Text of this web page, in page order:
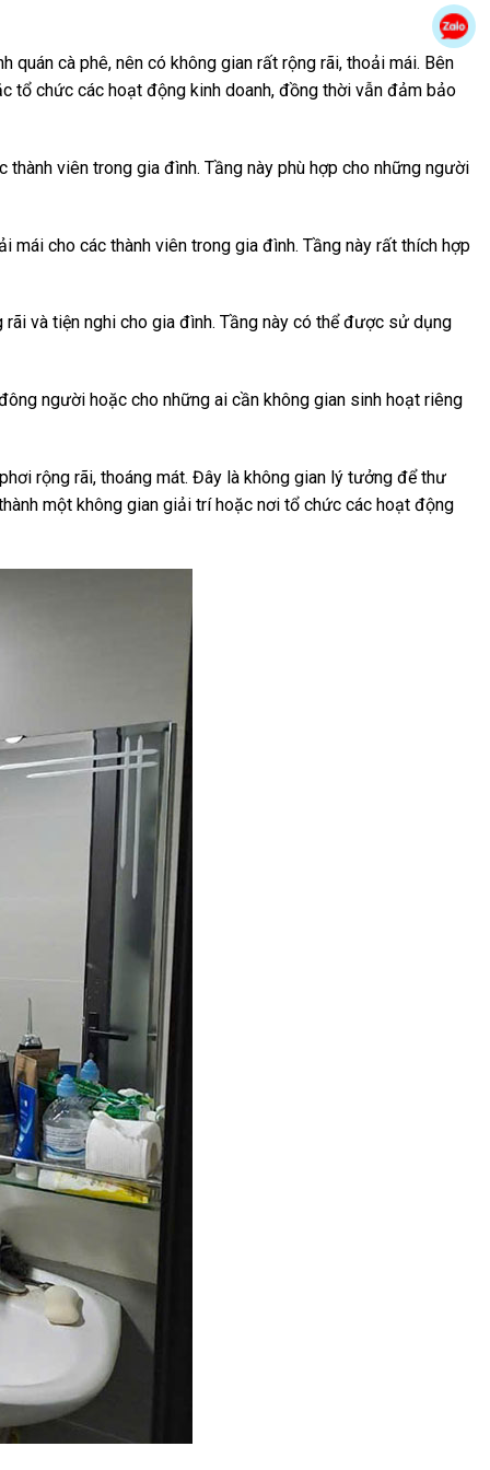
quán cà phê, nên có không gian rất rộng rãi, thoải mái. Bên
tổ chức các hoạt động kinh doanh, đồng thời vẫn đảm bảo
viên trong gia đình. Tầng này phù hợp cho những người
cho các thành viên trong gia đình. Tầng này rất thích hợp
và tiện nghi cho gia đình. Tầng này có thể được sử dụng
người hoặc cho những ai cần không gian sinh hoạt riêng
rộng rãi, thoáng mát. Đây là không gian lý tưởng để thư
một không gian giải trí hoặc nơi tổ chức các hoạt động